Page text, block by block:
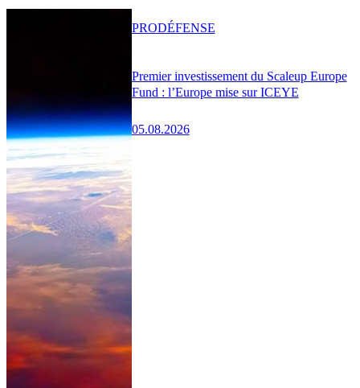
Premier investissement du Scaleup Europe
Fund : l’Europe mise sur ICEYE
05.08.2026
PRODÉFENSE